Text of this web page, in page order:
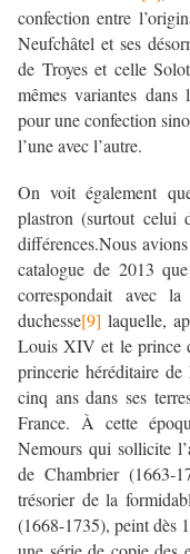
confection entre
Neufchâtel et ses
de Troyes et celle
mêmes variantes
pour une confection
l’une avec l’autre.
On voit également
plastron (surtout celui
différences.Nous
catalogue de 2013
correspondait avec
duchesse[9] laquelle,
Louis XIV et le prince
princerie héréditaire
cinq ans dans ses
France. À cette
Nemours qui sollicite
de Chambrier (1663-
trésorier de la
(1668-1735), peint dès